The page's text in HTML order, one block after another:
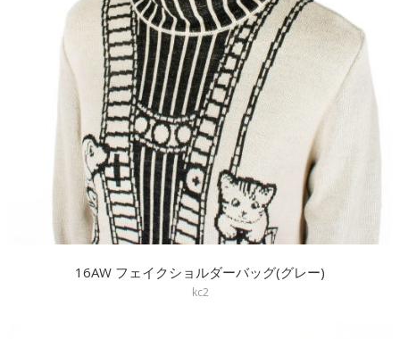
16AW フェイクショルダーバッグ(グレー)
kc2